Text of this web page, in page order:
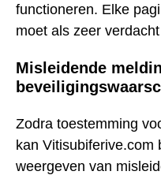
functioneren. Elke
moet als zeer
Misleidende
Zodra toestemming
kan Vitisubiferive.com
weergeven van